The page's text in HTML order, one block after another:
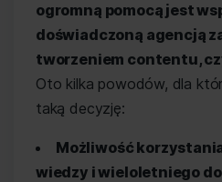
ogromną pomocą jest
doświadczoną agencją
tworzeniem contentu,
Oto kilka powodów, dla
taką decyzję:
Możliwość
wiedzy i wieloletniego